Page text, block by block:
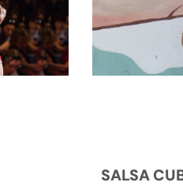
SALSA